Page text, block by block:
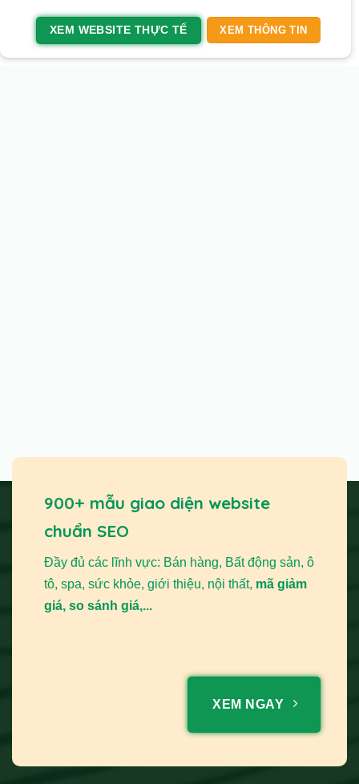
XEM WEBSITE THỰC TẾ XEM THÔNG TIN
900+ mẫu giao diện website
chuẩn SEO
Đầy đủ các lĩnh vực: Bán hàng, Bất động sản, ô
tô, spa, sức khỏe, giới thiệu, nội thất, mã giảm
giá, so sánh giá,...
XEM NGAY